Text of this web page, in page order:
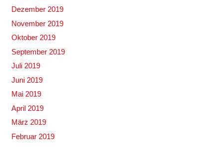
Dezember 2019
November 2019
Oktober 2019
September 2019
Juli 2019
Juni 2019
Mai 2019
April 2019
März 2019
Februar 2019